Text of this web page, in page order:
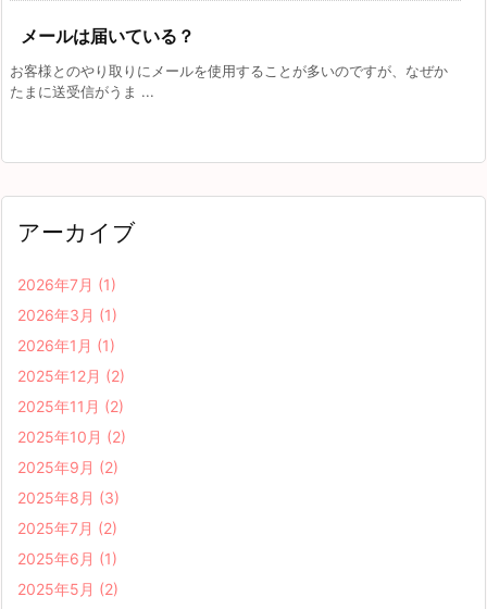
メールは届いている？
お客様とのやり取りにメールを使用することが多いのですが、なぜか
たまに送受信がうま ...
アーカイブ
2026年7月 (1)
2026年3月 (1)
2026年1月 (1)
2025年12月 (2)
2025年11月 (2)
2025年10月 (2)
2025年9月 (2)
2025年8月 (3)
2025年7月 (2)
2025年6月 (1)
2025年5月 (2)